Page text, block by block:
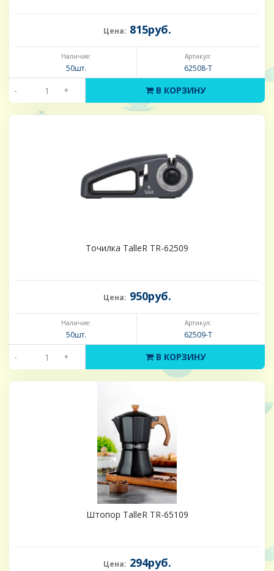
Цена: 815руб.
Наличие:
50шт.
Артикул:
62508-Т
- + В КОРЗИНУ
Точилка TalleR TR-62509
Цена: 950руб.
Наличие:
50шт.
Артикул:
62509-Т
- + В КОРЗИНУ
Штопор TalleR TR-65109
Цена: 294руб.